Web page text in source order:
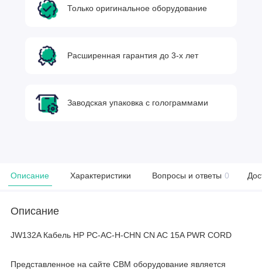
Только оригинальное оборудование
Расширенная гарантия до 3-х лет
Заводская упаковка с голограммами
Описание Характеристики Вопросы и ответы 0
Описание
JW132A Кабель HP PC-AC-H-CHN CN AC 15A PWR CORD
Представленное на сайте CBM оборудование является